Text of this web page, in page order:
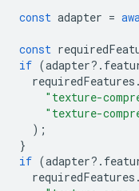
const adapter =
const
if (adapter? .
requiredFeatures .
"texture-
"texture-
);
}
if (adapter? .
requiredFeatures .